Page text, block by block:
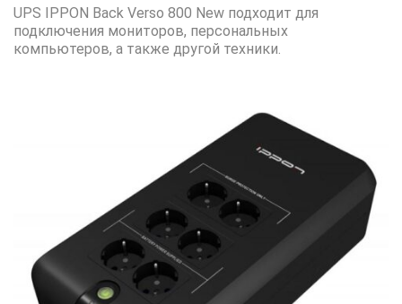
UPS IPPON Back Verso 800 New подходит для
подключения мониторов, персональных
компьютеров, а также другой техники.